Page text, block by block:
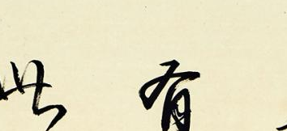
熊猫频道
年世界杯 2026年冬奥会 CBA
生活体育大会 体育江湖 冰